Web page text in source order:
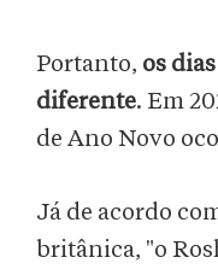
Portanto, os
diferente. Em
de Ano Novo
Já de acordo
britânica, "o